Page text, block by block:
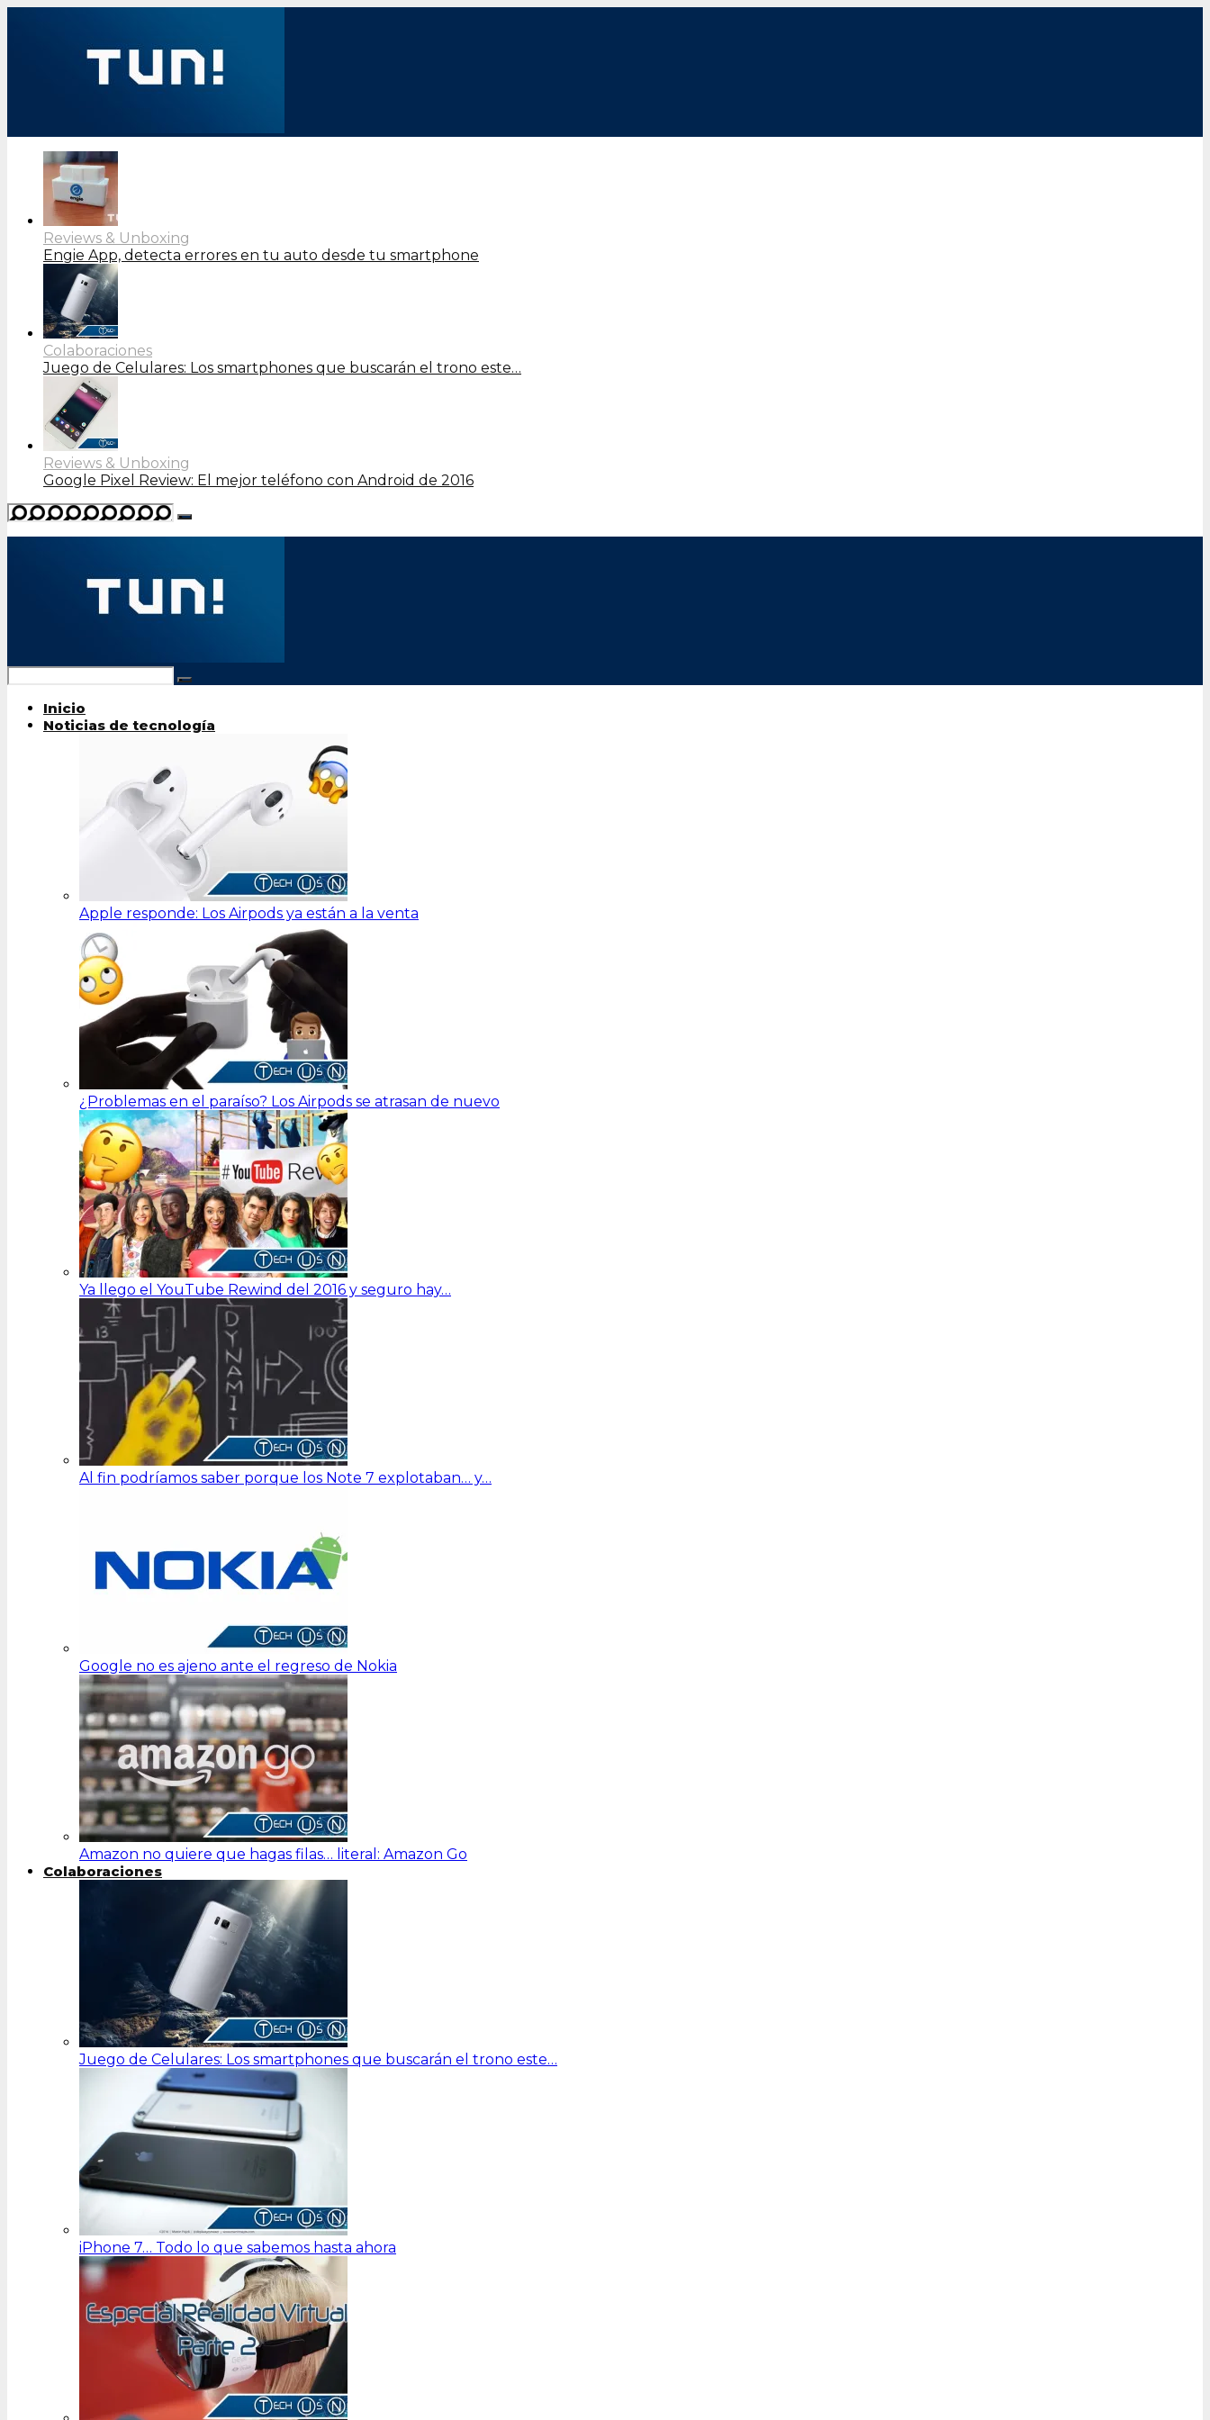
Reviews & Unboxing
Engie App, detecta errores en tu auto desde tu smartphone
Colaboraciones
Juego de Celulares: Los smartphones que buscarán el trono este…
Reviews & Unboxing
Google Pixel Review: El mejor teléfono con Android de 2016
Inicio
Noticias de tecnología
Apple responde: Los Airpods ya están a la venta
¿Problemas en el paraíso? Los Airpods se atrasan de nuevo
Ya llego el YouTube Rewind del 2016 y seguro hay…
Al fin podríamos saber porque los Note 7 explotaban… y…
Google no es ajeno ante el regreso de Nokia
Amazon no quiere que hagas filas… literal: Amazon Go
Colaboraciones
Juego de Celulares: Los smartphones que buscarán el trono este…
iPhone 7… Todo lo que sabemos hasta ahora